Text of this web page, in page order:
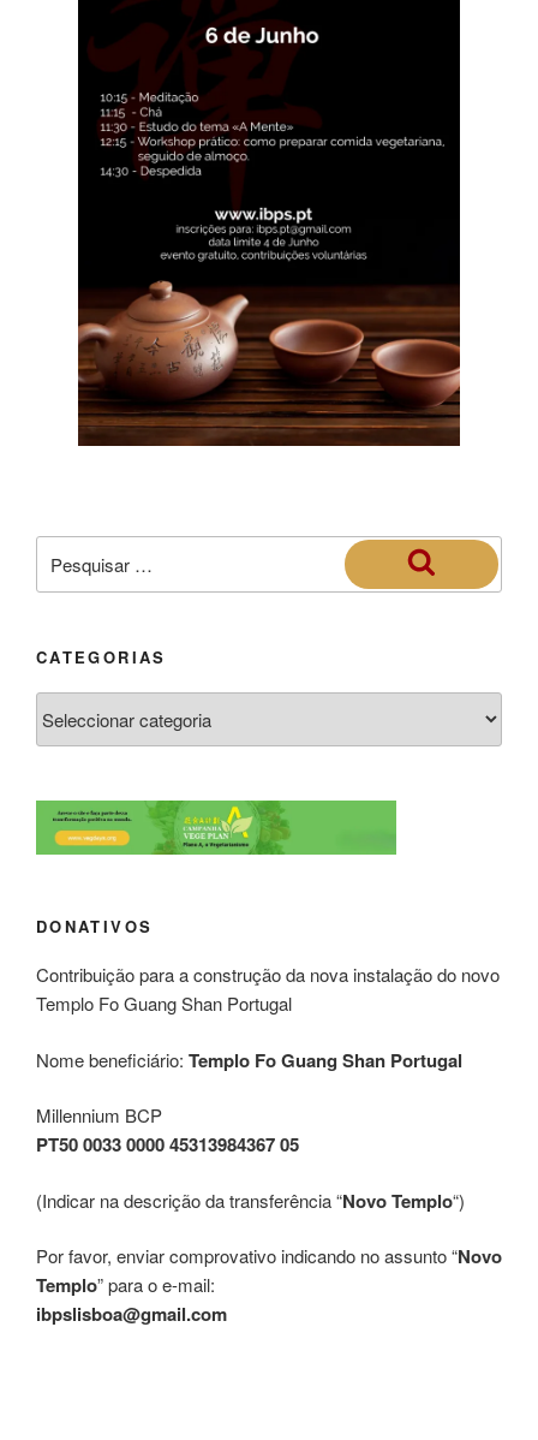
CATEGORIAS
DONATIVOS
Contribuição para a construção da nova instalação do novo
Templo Fo Guang Shan Portugal
Nome beneficiário: Templo Fo Guang Shan Portugal
Millennium BCP
PT50 0033 0000 45313984367 05
(Indicar na descrição da transferência “Novo Templo“)
Por favor, enviar comprovativo indicando no assunto “Novo
Templo” para o e-mail:
ibpslisboa@gmail.com